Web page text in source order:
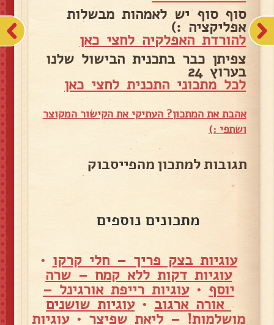
סוף סוף יש לאמהות מבשלות
אפליקציה :)
להורדת האפלקיה לחצי כאן
צפיתן כבר בתכנית הבישול שלנו
בערוץ 24
לכל מתכוני התכנית לחצי כאן
אהבת את המתכון? העתיקי את הקישור המקוצר
ושתפי :)
תגובות למתכון מהפייסבוק
מתכונים נוספים
עוגיות בצק פריך – חלי קרקו •
עוגיות דקות ללא קמח – שרה
יוסף •עוגיות רייפת אורגינל –
אורה ארגוב •עוגיות שושנים
מושלמות! – ליאת שפיצר •עוגיות